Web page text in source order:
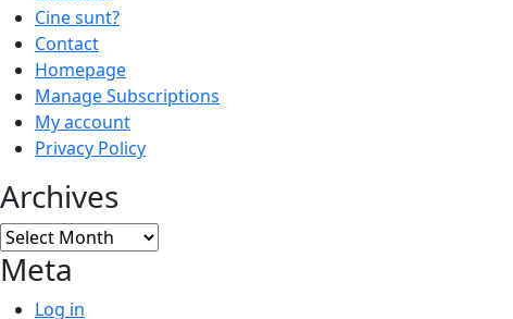
Cine sunt?
Contact
Homepage
Manage Subscriptions
My account
Privacy Policy
Archives
Archives
Meta
Log in